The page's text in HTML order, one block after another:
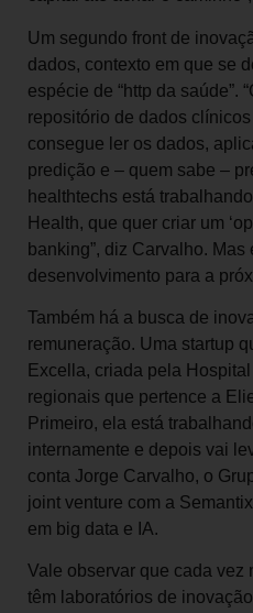
Um segundo front de
dados, contexto em que se
espécie de “http da saúde”.
repositório de dados
consegue ler os dados,
predição e – quem sabe –
healthtechs está
Health, que quer criar um
banking”, diz Carvalho.
desenvolvimento para a
Também há a busca de
remuneração. Uma startup
Excella, criada pela
regionais que pertence a
Primeiro, ela está
internamente e depois vai
conta Jorge Carvalho, o
joint venture com a
em big data e IA.
Vale observar que cada vez
têm laboratórios de